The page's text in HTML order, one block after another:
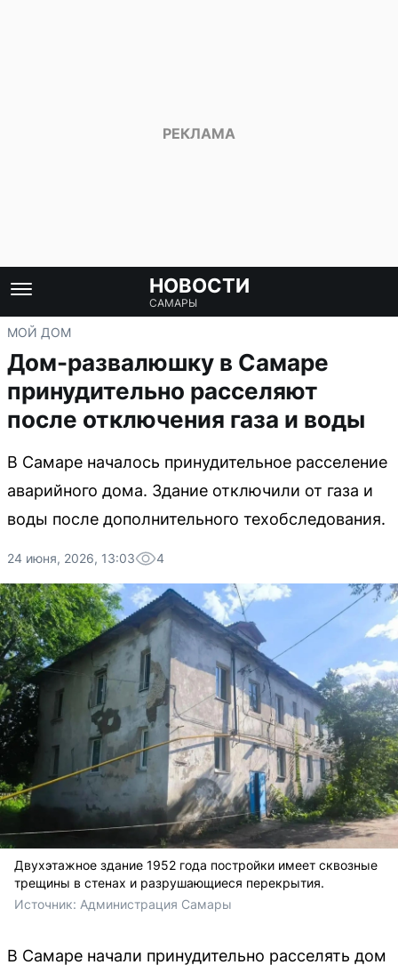
НОВОСТИ
САМАРЫ
МОЙ ДОМ
Дом-развалюшку в Самаре
принудительно расселяют
после отключения газа и воды
В Самаре началось принудительное расселение
аварийного дома. Здание отключили от газа и
воды после дополнительного техобследования.
24 июня, 2026, 13:03 4
Двухэтажное здание 1952 года постройки имеет сквозные
трещины в стенах и разрушающиеся перекрытия.
Источник: Администрация Самары
В Самаре начали принудительно расселять дом